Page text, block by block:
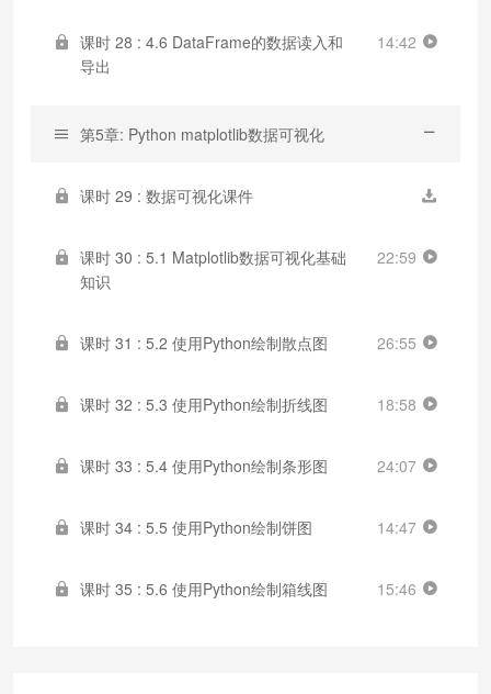
课时 28 : 4.6 DataFrame的数据读入和
导出
14:42
第5章: Python matplotlib数据可视化
课时 29 : 数据可视化课件
课时 30 : 5.1 Matplotlib数据可视化基础
知识
22:59
课时 31 : 5.2 使用Python绘制散点图 26:55
课时 32 : 5.3 使用Python绘制折线图 18:58
课时 33 : 5.4 使用Python绘制条形图 24:07
课时 34 : 5.5 使用Python绘制饼图 14:47
课时 35 : 5.6 使用Python绘制箱线图 15:46